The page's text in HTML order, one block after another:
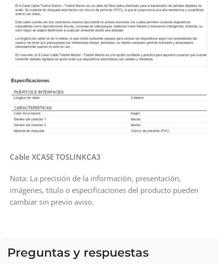
Cable XCASE TOSLINKCA3
Nota: La precisión de la información, presentación,
imágenes, título o especificaciones del producto pueden
cambiar sin previo aviso.
Preguntas y respuestas